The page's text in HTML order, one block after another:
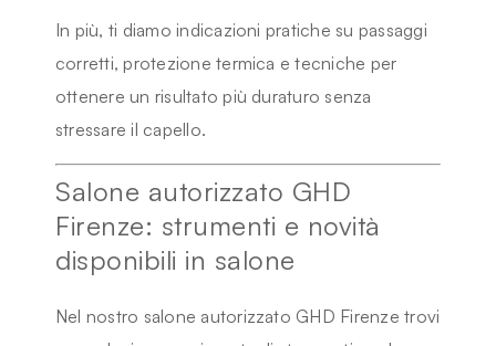
In più, ti diamo indicazioni pratiche su passaggi
corretti, protezione termica e tecniche per
ottenere un risultato più duraturo senza
stressare il capello.
Salone autorizzato GHD
Firenze: strumenti e novità
disponibili in salone
Nel nostro salone autorizzato GHD Firenze trovi